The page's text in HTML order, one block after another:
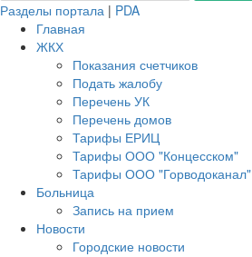
Разделы портала | PDA
Главная
ЖКХ
Показания счетчиков
Подать жалобу
Перечень УК
Перечень домов
Тарифы ЕРИЦ
Тарифы ООО "Концесском"
Тарифы ООО "Горводоканал"
Больница
Запись на прием
Новости
Городские новости